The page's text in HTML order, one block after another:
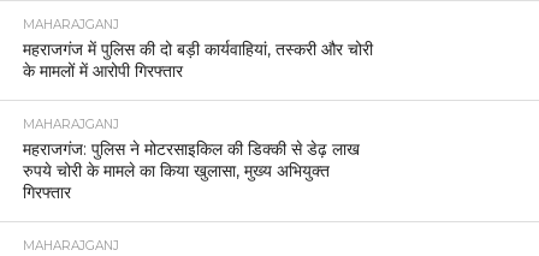
MAHARAJGANJ
महराजगंज में पुलिस की दो बड़ी कार्यवाहियां, तस्करी और चोरी
के मामलों में आरोपी गिरफ्तार
MAHARAJGANJ
महराजगंज: पुलिस ने मोटरसाइकिल की डिक्की से डेढ़ लाख
रुपये चोरी के मामले का किया खुलासा, मुख्य अभियुक्त
गिरफ्तार
MAHARAJGANJ